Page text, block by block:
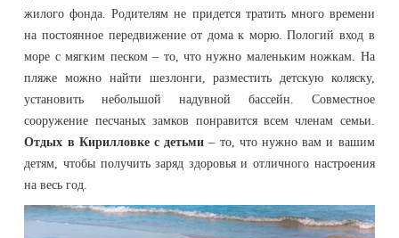
жилого фонда. Родителям не придется тратить много времени
на постоянное передвижение от дома к морю. Пологий вход в
море с мягким песком – то, что нужно маленьким ножкам. На
пляже можно найти шезлонги, разместить детскую коляску,
установить небольшой надувной бассейн. Совместное
сооружение песчаных замков понравится всем членам семьи.
Отдых в Кирилловке с детьми – то, что нужно вам и вашим
детям, чтобы получить заряд здоровья и отличного настроения
на весь год.